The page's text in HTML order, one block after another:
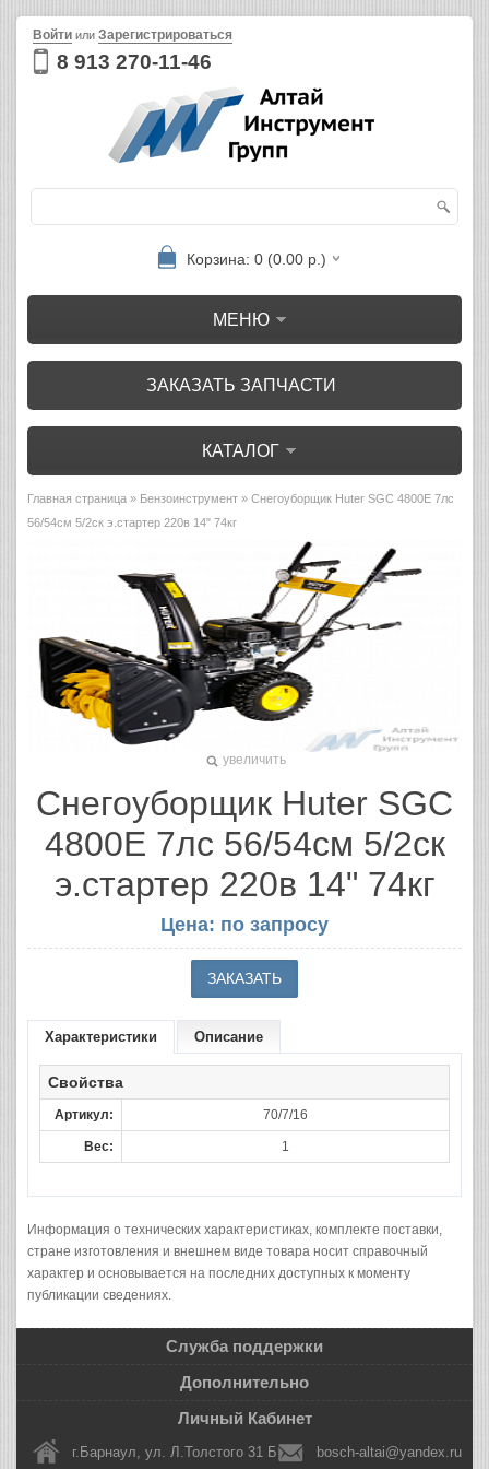
8 913 270-11-46
Войти или Зарегистрироваться
Корзина: 0 (0.00 р.)
МЕНЮ
ЗАКАЗАТЬ ЗАПЧАСТИ
КАТАЛОГ
Главная страница » Бензоинструмент » Снегоуборщик Huter SGC 4800E 7лс
56/54см 5/2ск э.стартер 220в 14" 74кг
увеличить
Снегоуборщик Huter SGC
4800E 7лс 56/54см 5/2ск
э.стартер 220в 14" 74кг
Цена: по запросу
Характеристики Описание
Свойства
Артикул: 70/7/16
Вес: 1
Информация о технических характеристиках, комплекте поставки,
стране изготовления и внешнем виде товара носит справочный
характер и основывается на последних доступных к моменту
публикации сведениях.
Служба поддержки
Дополнительно
Личный Кабинет
г.Барнаул, ул. Л.Толстого 31 Б bosch-altai@yandex.ru